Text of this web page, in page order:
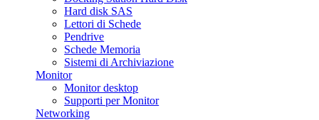
Hard disk SAS
Lettori di Schede
Pendrive
Schede Memoria
Sistemi di Archiviazione
Monitor
Monitor desktop
Supporti per Monitor
Networking